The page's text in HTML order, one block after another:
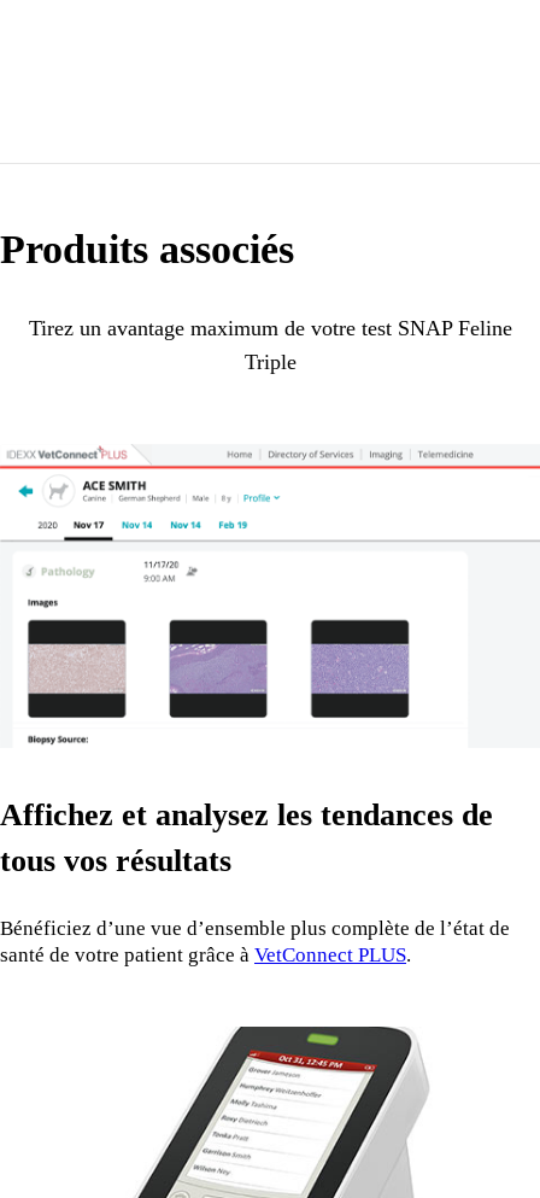
Produits associés
Tirez un avantage maximum de votre test SNAP Feline
Triple
Affichez et analysez les tendances de
tous vos résultats
Bénéficiez d’une vue d’ensemble plus complète de l’état de
santé de votre patient grâce à VetConnect PLUS.